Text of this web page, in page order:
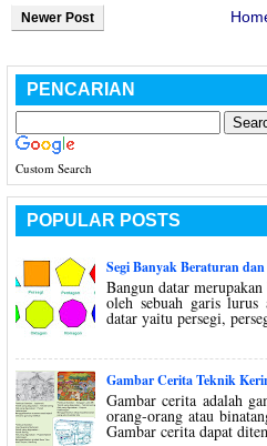
Newer Post
PENCARIAN
Custom Search
POPULAR POSTS
Segi Banyak Beraturan
Bangun datar
oleh sebuah garis lurus
datar yaitu persegi,
Gambar Cerita Teknik
Gambar cerita adalah
orang-orang atau
Gambar cerita dapat